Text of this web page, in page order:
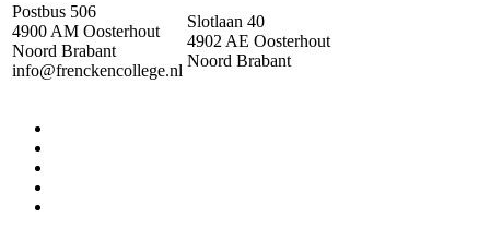
Postbus 506
4900 AM Oosterhout
Noord Brabant
info@frenckencollege.nl
Slotlaan 40
4902 AE Oosterhout
Noord Brabant